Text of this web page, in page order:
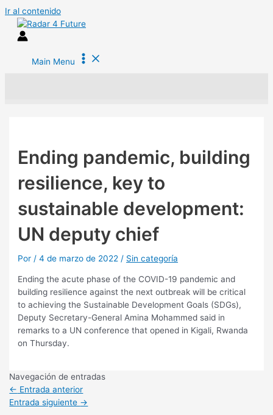
Ir al contenido
Main Menu
Ending pandemic, building
resilience, key to
sustainable development:
UN deputy chief
Por /4 de marzo de 2022 / Sin categoría
Ending the acute phase of the COVID-19 pandemic and
building resilience against the next outbreak will be critical
to achieving the Sustainable Development Goals (SDGs),
Deputy Secretary-General Amina Mohammed said in
remarks to a UN conference that opened in Kigali, Rwanda
on Thursday.
Navegación de entradas
← Entrada anterior
Entrada siguiente →